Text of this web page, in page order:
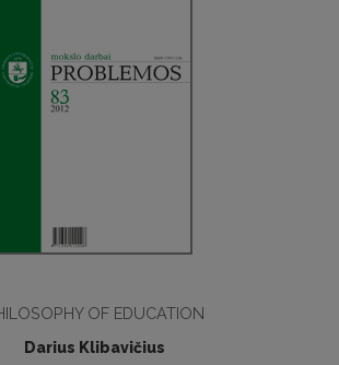
OF EDUCATION
Darius Klibavičius